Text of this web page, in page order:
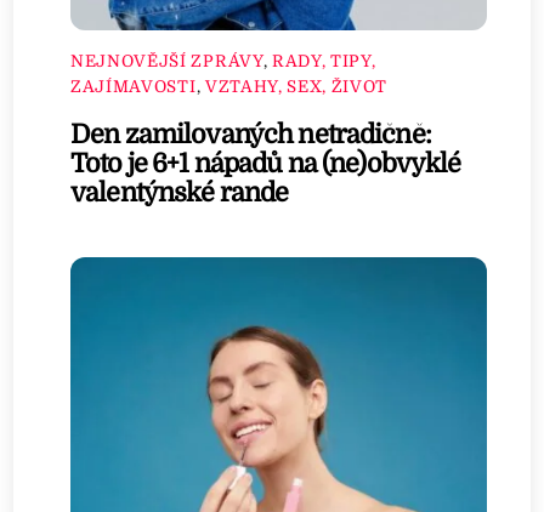
NEJNOVĚJŠÍ ZPRÁVY, RADY, TIPY,
ZAJÍMAVOSTI, VZTAHY, SEX, ŽIVOT
Den zamilovaných netradičně:
Toto je 6+1 nápadů na (ne)obvyklé
valentýnské rande